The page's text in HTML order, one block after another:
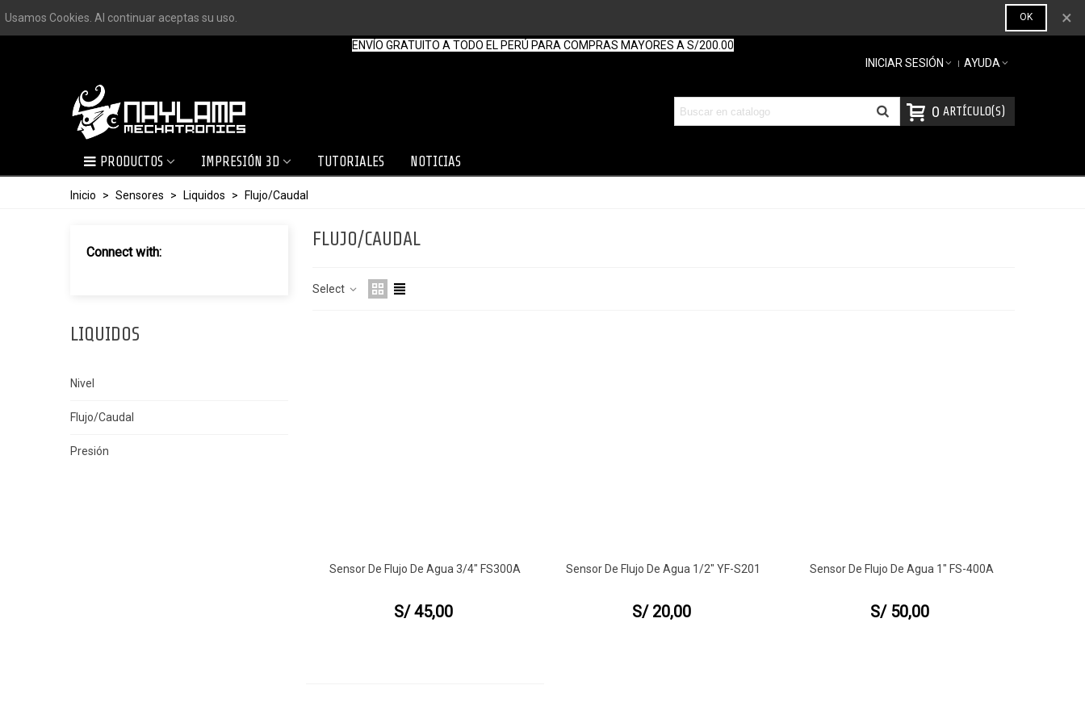
Usamos Cookies. Al continuar aceptas su uso. OK ×
ENVÍO GRATUITO A TODO EL PERÚ PARA COMPRAS MAYORES A S/200.00
INICIAR SESIÓN
AYUDA
0 ARTÍCULO(S)
PRODUCTOS IMPRESIÓN 3D TUTORIALES NOTICIAS
Inicio > Sensores > Liquidos > Flujo/Caudal
Connect with:
LIQUIDOS
Nivel
Flujo/Caudal
Presión
FLUJO/CAUDAL
Select
Vista Rápida
Sensor De Flujo De Agua 3/4" FS300A
S/ 45,00
Vista Rápida
Sensor De Flujo De Agua 1/2" YF-S201
S/ 20,00
Vista Rápida
Sensor De Flujo De Agua 1" FS-400A
S/ 50,00